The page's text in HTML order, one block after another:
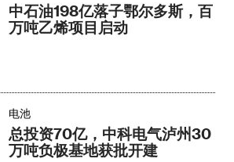
中石油198亿落子鄂尔多斯，百
万吨乙烯项目启动
电池
总投资70亿，中科电气泸州30
万吨负极基地获批开建